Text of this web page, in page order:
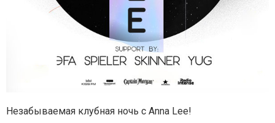
Незабываемая клубная ночь с Anna Lee!